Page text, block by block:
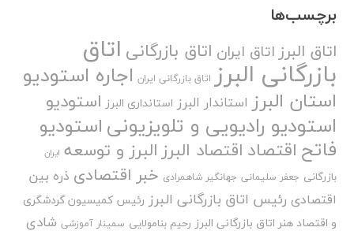
برچسب‌ها
اتاق البرزاتاق ایران اتاق بازرگانی اتاق
بازرگانی البرز اتاق بازرگانی ایران اجاره استودیو
استان البرز استاندار البرز استانداری البرز استودیو
استودیو رادیویی و تلویزیونیاستودیو
فاتح اقتصاد اقتصاد البرزالبرز و توسعه ایران
بازرگانی جعفر سلیمانی جهانگیر شاهمرادی خبر اقتصادی ذره بین
اقتصادی رئیس اتاق بازرگانی البرز رئیس کمیسیون گردشگری
و اقتصاد هنر اتاق بازرگانی البرز رحیم بنامولایی سمینار آموزشی شادی